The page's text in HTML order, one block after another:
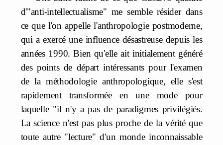
d'"anti-intellectualisme" me semble résider dans
ce que l'on appelle l'anthropologie postmoderne,
qui a exercé une influence désastreuse depuis les
années 1990. Bien qu'elle ait initialement généré
des points de départ intéressants pour l'examen
de la méthodologie anthropologique, elle s'est
rapidement transformée en une mode pour
laquelle "il n'y a pas de paradigmes privilégiés.
La science n'est pas plus proche de la vérité que
toute autre "lecture" d'un monde inconnaissable